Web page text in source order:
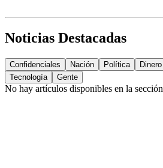
Noticias Destacadas
Confidenciales Nación Política Dinero
Tecnología
Gente
No hay artículos disponibles en la sección